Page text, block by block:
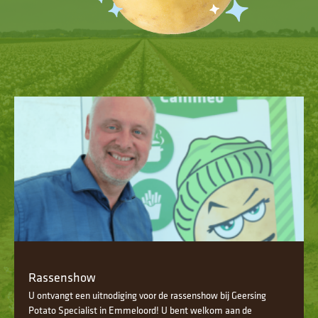
Rassenshow
U ontvangt een uitnodiging voor de rassenshow bij Geersing
Potato Specialist in Emmeloord! U bent welkom aan de